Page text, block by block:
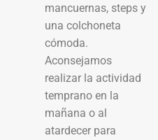
mancuernas, steps y
una colchoneta
cómoda.
Aconsejamos
realizar la actividad
temprano en la
mañana o al
atardecer para